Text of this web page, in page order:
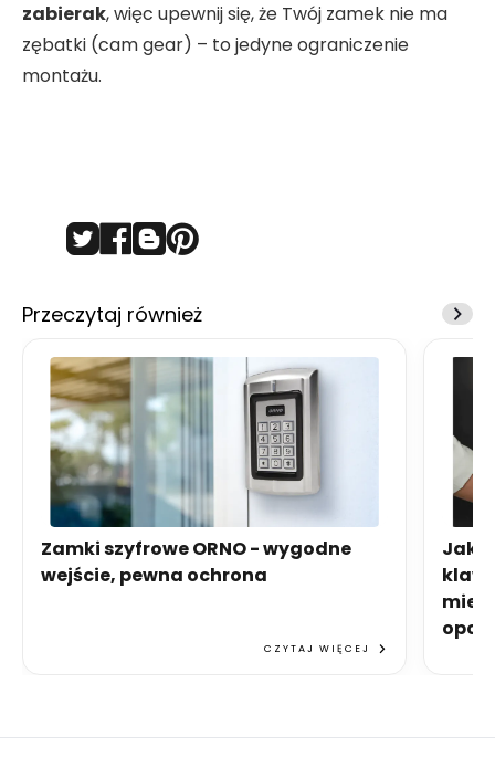
zabierak, więc upewnij się, że Twój zamek nie ma
zębatki (cam gear) – to jedyne ograniczenie
montażu.
Przeczytaj również
Zamki szyfrowe ORNO - wygodne
wejście, pewna ochrona
CZYTAJ WIĘCEJ
Jaki